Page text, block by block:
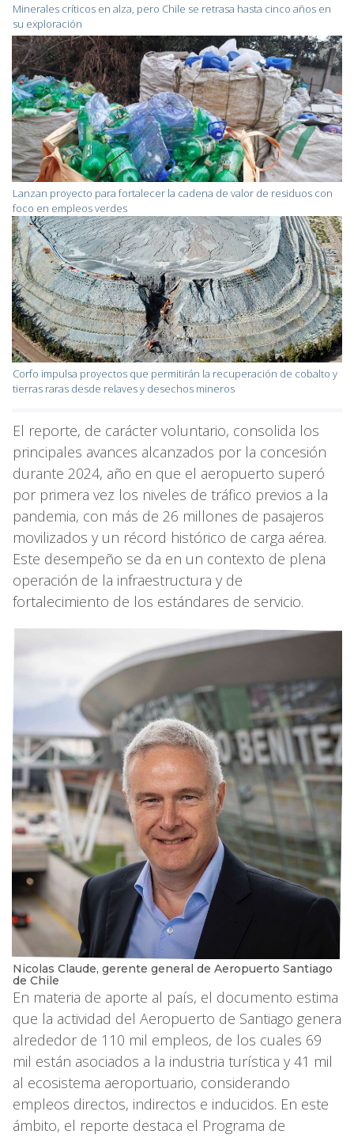
Minerales críticos en alza, pero Chile se retrasa hasta cinco años en
su exploración
Lanzan proyecto para fortalecer la cadena de valor de residuos con
foco en empleos verdes
Corfo impulsa proyectos que permitirán la recuperación de cobalto y
tierras raras desde relaves y desechos mineros
El reporte, de carácter voluntario, consolida los
principales avances alcanzados por la concesión
durante 2024, año en que el aeropuerto superó
por primera vez los niveles de tráfico previos a la
pandemia, con más de 26 millones de pasajeros
movilizados y un récord histórico de carga aérea.
Este desempeño se da en un contexto de plena
operación de la infraestructura y de
fortalecimiento de los estándares de servicio.
Nicolas Claude, gerente general de Aeropuerto Santiago
de Chile
En materia de aporte al país, el documento estima
que la actividad del Aeropuerto de Santiago genera
alrededor de 110 mil empleos, de los cuales 69
mil están asociados a la industria turística y 41 mil
al ecosistema aeroportuario, considerando
empleos directos, indirectos e inducidos. En este
ámbito, el reporte destaca el Programa de